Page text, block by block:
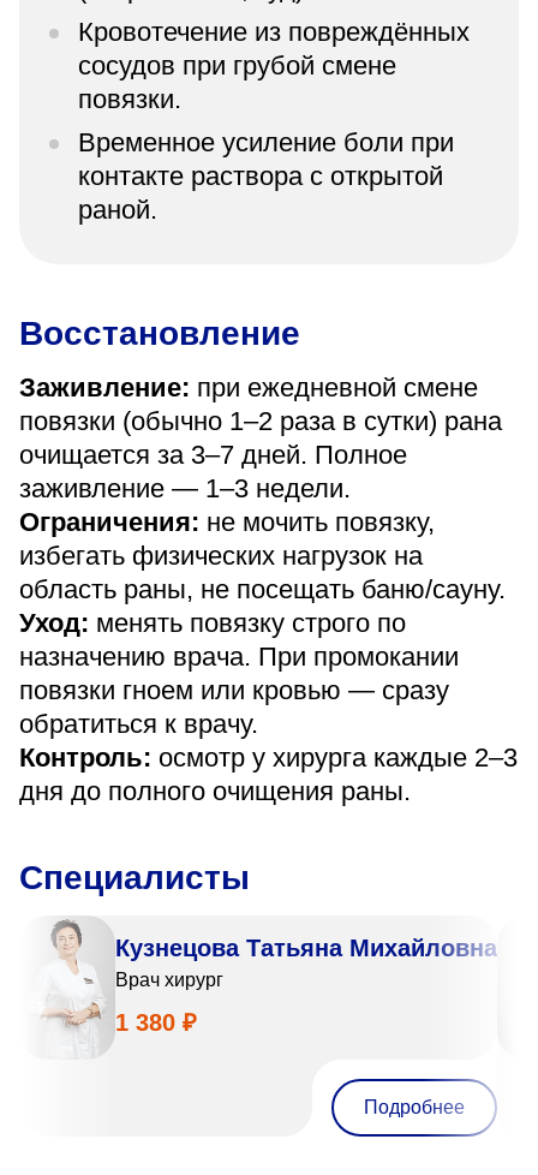
Кровотечение из повреждённых
сосудов при грубой смене
повязки.
Временное усиление боли при
контакте раствора с открытой
раной.
Восстановление
Заживление: при ежедневной смене
повязки (обычно 1–2 раза в сутки) рана
очищается за 3–7 дней. Полное
заживление — 1–3 недели.
Ограничения: не мочить повязку,
избегать физических нагрузок на
область раны, не посещать баню/сауну.
Уход: менять повязку строго по
назначению врача. При промокании
повязки гноем или кровью — сразу
обратиться к врачу.
Контроль: осмотр у хирурга каждые 2–3
дня до полного очищения раны.
Специалисты
Кузнецова Татьяна Михайловна
Врач хирург
1 380 ₽
Подробнее